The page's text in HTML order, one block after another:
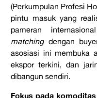
(Perkumpulan Profesi
pintu masuk yang
pameran
matchingdengan
asosiasi ini membuka
ekspor terkini, dan
dibangun sendiri.
Fokus pada